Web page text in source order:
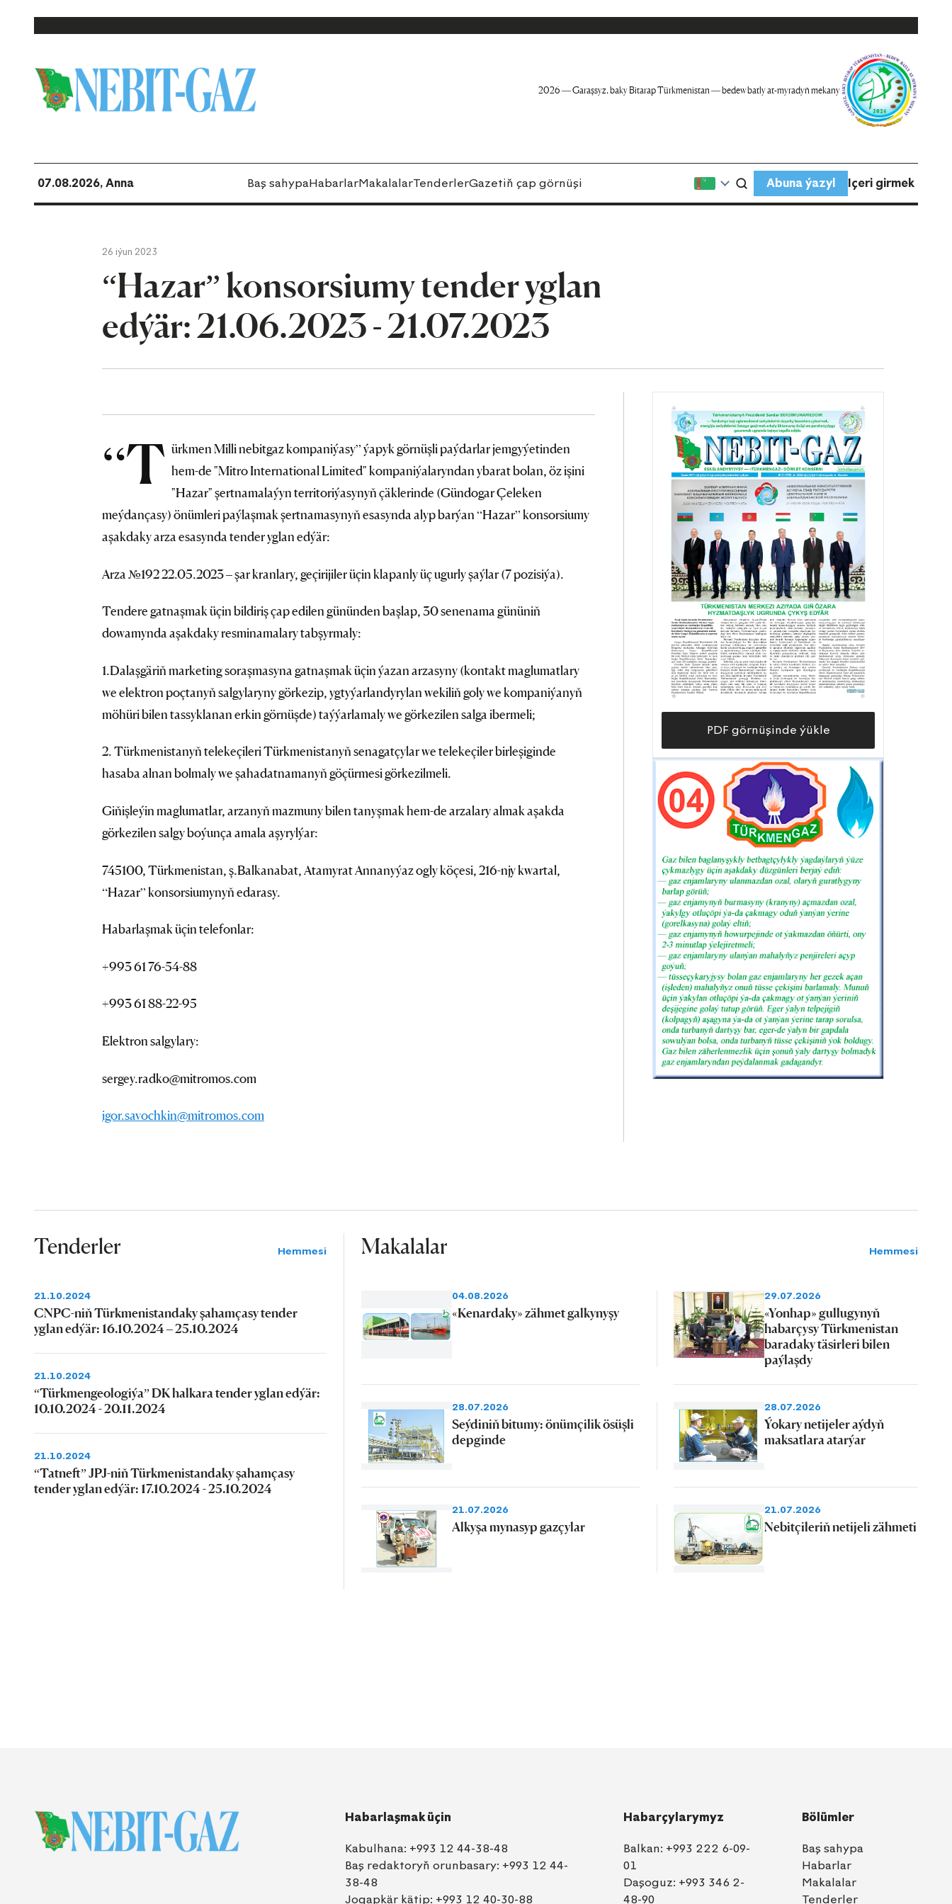
2026 — Garaşsyz, baky Bitarap Türkmenistan — bedew batly at-myradyň mekany
07.08.2026, Anna Baş sahypaHabarlarMakalalarTenderlerGazetiň çap görnüşi Abuna ýazyl Içeri girmek
26 iýun 2023
“Hazar” konsorsiumy tender yglan
edýär: 21.06.2023 - 21.07.2023
“T ürkmen Milli nebitgaz kompaniýasy” ýapyk görnüşli paýdarlar jemgyýetinden
hem-de "Mitro International Limited" kompaniýalaryndan ybarat bolan, öz işini
"Hazar" şertnamalaýyn territoriýasynyň çäklerinde (Gündogar Çeleken
meýdançasy) önümleri paýlaşmak şertnamasynyň esasynda alyp barýan “Hazar” konsorsiumy
aşakdaky arza esasynda tender yglan edýär:
Arza №192 22.05.2023 – şar kranlary, geçirijiler üçin klapanly üç ugurly şaýlar (7 pozisiýa).
Tendere gatnaşmak üçin bildiriş çap edilen gününden başlap, 30 senenama gününiň
dowamynda aşakdaky resminamalary tabşyrmaly:
1.Dalaşgäriň marketing soraşmasyna gatnaşmak üçin ýazan arzasyny (kontakt maglumatlary
we elektron poçtanyň salgylaryny görkezip, ygtyýarlandyrylan wekiliň goly we kompaniýanyň
möhüri bilen tassyklanan erkin görnüşde) taýýarlamaly we görkezilen salga ibermeli;
2. Türkmenistanyň telekeçileri Türkmenistanyň senagatçylar we telekeçiler birleşiginde
hasaba alnan bolmaly we şahadatnamanyň göçürmesi görkezilmeli.
Giňişleýin maglumatlar, arzanyň mazmuny bilen tanyşmak hem-de arzalary almak aşakda
görkezilen salgy boýunça amala aşyrylýar:
745100, Türkmenistan, ş.Balkanabat, Atamyrat Annanyýaz ogly köçesi, 216-njy kwartal,
“Hazar” konsorsiumynyň edarasy.
Habarlaşmak üçin telefonlar:
+993 61 76-54-88
+993 61 88-22-95
Elektron salgylary:
sergey.radko@mitromos.com
igor.savochkin@mitromos.com
PDF görnüşinde ýükle
Tenderler Hemmesi
21.10.2024
CNPC-niň Türkmenistandaky şahamçasy tender
yglan edýär: 16.10.2024 – 25.10.2024
21.10.2024
“Türkmengeologiýa” DK halkara tender yglan edýär:
10.10.2024 - 20.11.2024
21.10.2024
“Tatneft” JPJ-niň Türkmenistandaky şahamçasy
tender yglan edýär: 17.10.2024 - 25.10.2024
Makalalar Hemmesi
04.08.2026
«Kenardaky» zähmet galkynyşy
29.07.2026
«Yonhap» gullugynyň
habarçysy Türkmenistan
baradaky täsirleri bilen
paýlaşdy
28.07.2026
Seýdiniň bitumy: önümçilik ösüşli
depginde
28.07.2026
Ýokary netijeler aýdyň
maksatlara atarýar
21.07.2026
Alkyşa mynasyp gazçylar
21.07.2026
Nebitçileriň netijeli zähmeti
Habarlaşmak üçin
Kabulhana: +993 12 44-38-48
Baş redaktoryň orunbasary: +993 12 44-
38-48
Jogapkär kätip: +993 12 40-30-88
Habarçylarymyz
Balkan: +993 222 6-09-
01
Daşoguz: +993 346 2-
48-90
Bölümler
Baş sahypa
Habarlar
Makalalar
Tenderler